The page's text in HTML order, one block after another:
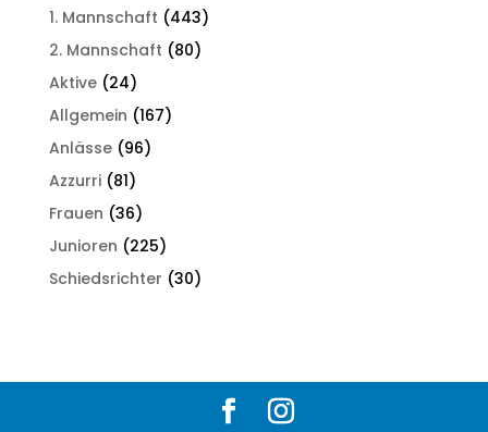
1. Mannschaft (443)
2. Mannschaft (80)
Aktive(24)
Allgemein (167)
Anlässe(96)
Azzurri(81)
Frauen (36)
Junioren (225)
Schiedsrichter (30)